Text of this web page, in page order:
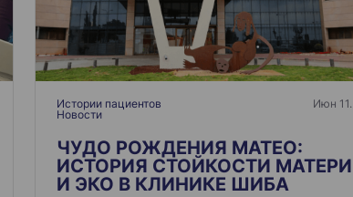
Истории пациентов
Новости
Июн 11.
ЧУДО РОЖДЕНИЯ МАТЕО:
ИСТОРИЯ СТОЙКОСТИ МАТЕРИ
И ЭКО В КЛИНИКЕ ШИБА